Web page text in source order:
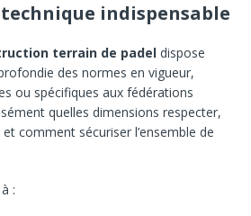
indispensable
terrain de padel dispose
des normes en vigueur,
ou spécifiques aux fédérations
quelles dimensions respecter,
comment sécuriser l’ensemble de
: